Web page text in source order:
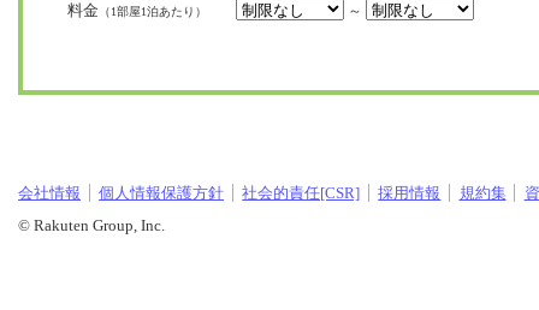
料金 （1部屋1泊あたり） ～
会社情報 個人情報保護方針 社会的責任[CSR] 採用情報 規約集
© Rakuten Group, Inc.